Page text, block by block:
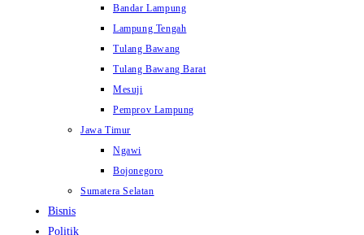
Bandar Lampung
Lampung Tengah
Tulang Bawang
Tulang Bawang Barat
Mesuji
Pemprov Lampung
Jawa Timur
Ngawi
Bojonegoro
Sumatera Selatan
Bisnis
Politik